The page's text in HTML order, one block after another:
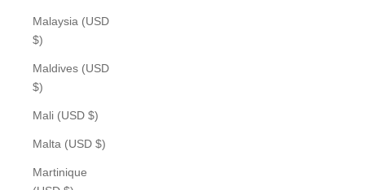
Malaysia (USD
$)
Maldives (USD
$)
Mali (USD $)
Malta (USD $)
Martinique